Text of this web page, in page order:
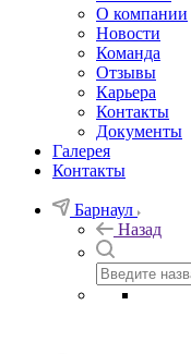
О компании
Новости
Команда
Отзывы
Карьера
Контакты
Документы
Галерея
Контакты
Барнаул
Назад